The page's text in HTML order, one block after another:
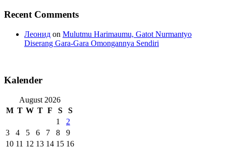
Recent Comments
Леонид on Mulutmu Harimaumu, Gatot Nurmantyo
Diserang Gara-Gara Omongannya Sendiri
Kalender
August 2026
M T W T F S
S
1
2
3
4 5 6 7 8
9
10 11 12 13 14 15 16